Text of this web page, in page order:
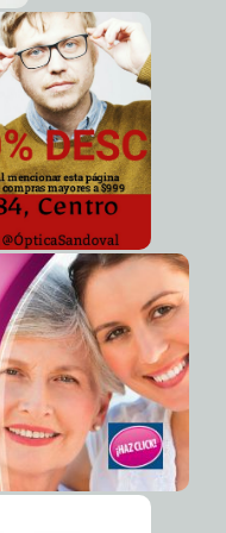
Kamila López
en cuidados ante COVID-
vehicular el paso a
Juan Francisco del Toral
la mano de la sociedad,
de Desarrollo 2018-
responder a nuevos
Kamila López
se extendería hasta
durante la cuarentena
cloro para combatir el
beneficios a la salud
cerebrales
de personas con
quejan de "negocio" del